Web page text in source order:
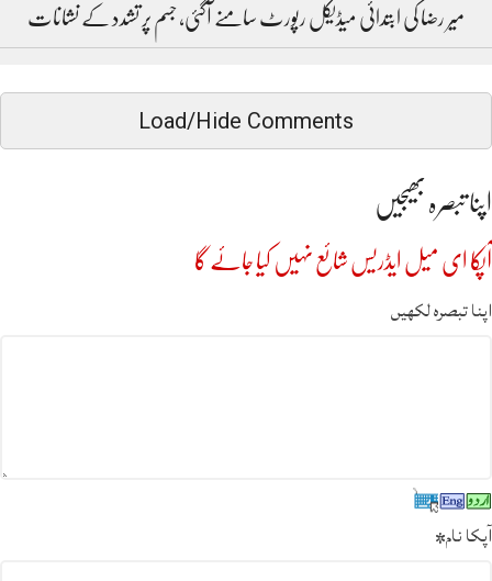
میر رضا کی ابتدائی میڈیکل رپورٹ سامنے آگئی، جسم پر تشدد کے نشانات
Load/Hide Comments
اپنا تبصرہ بھیجیں
آپکا ای میل ایڈریس شائع نہیں کیا جائے گا
اپنا تبصرہ لکھیں
آپکا نام*